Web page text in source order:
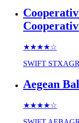
★★★★☆
SWIFT
Aegean
★★★★☆